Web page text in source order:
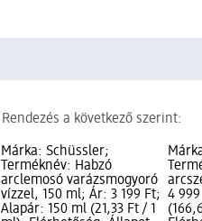
Rendezés a következő szerint:
Márka: Schüssler;
Terméknév: Habzó
arclemosó varázsmogyoró
vízzel, 150 ml; Ár: 3 199 Ft;
Alapár: 150 ml (21,33 Ft / 1
4